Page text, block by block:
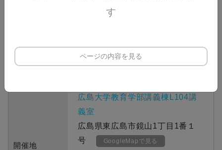
Google
料金
開催地
広島大学教育学部講義棟L104講
義室
広島県東広島市鏡山1丁目1番１
号
GoogleMapで見る
す
ページの内容を見る